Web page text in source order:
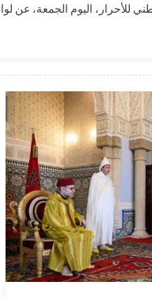
التجمع
مرشحيه
للانتخابات
التشريعية
2026
بنسبة
تجديد
تفوق
36%
للأحرار، اليوم الجمعة، عن